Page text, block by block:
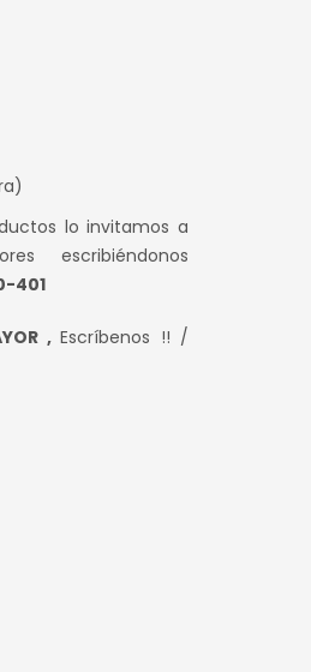
lo invitamos a
escribiéndonos
401
,Escríbenos !! /